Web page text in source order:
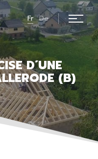
Fr De
D´UNE
(B)